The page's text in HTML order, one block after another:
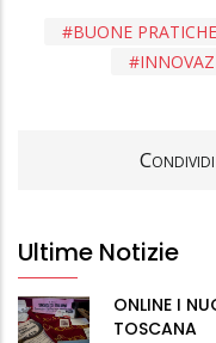
BUONE PRATICHE
Ultime Notizie
ONLINE I
TOSCANA